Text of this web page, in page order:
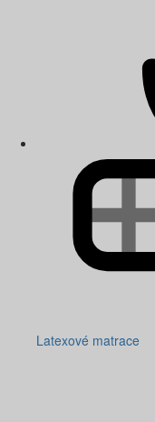
Latexové matrace